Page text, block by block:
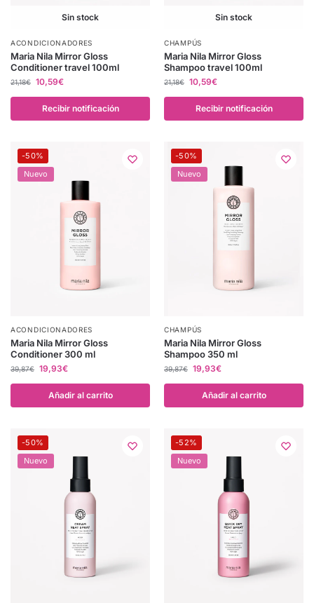
Sin stock
ACONDICIONADORES
Maria Nila Mirror Gloss
Conditioner travel 100ml
21,18€ 10,59€
Recibir notificación
Sin stock
CHAMPÚS
Maria Nila Mirror Gloss
Shampoo travel 100ml
21,18€ 10,59€
Recibir notificación
-50%
Nuevo
ACONDICIONADORES
Maria Nila Mirror Gloss
Conditioner 300 ml
39,87€ 19,93€
Añadir al carrito
-50%
Nuevo
CHAMPÚS
Maria Nila Mirror Gloss
Shampoo 350 ml
39,87€ 19,93€
Añadir al carrito
-50%
Nuevo
-52%
Nuevo